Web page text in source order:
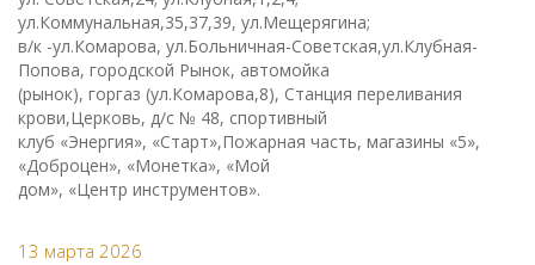
ул.Коммунальная,35,37,39, ул.Мещерягина;
в/к -ул.Комарова, ул.Больничная-Советская,ул.Клубная-
Попова, городской Рынок, автомойка
(рынок), горгаз (ул.Комарова,8), Станция переливания
крови,Церковь, д/с № 48, спортивный
клуб «Энергия», «Старт»,Пожарная часть, магазины «5»,
«Доброцен», «Монетка», «Мой
дом», «Центр инструментов».
13 марта 2026